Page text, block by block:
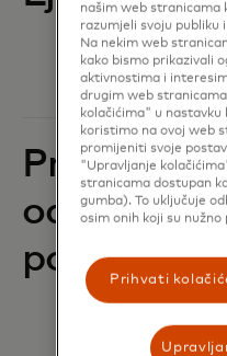
Privatnost,
podatke i
našim web stranicama
razumjeli svoju publiku
Na nekim web
kako bismo prikazivali
aktivnostima i
drugim web
kolačićima" u nastavku
koristimo na ovoj web
promijeniti svoje
"Upravljanje
stranicama dostupan
gumba). To uključuje
osim onih koji su
Prihvati